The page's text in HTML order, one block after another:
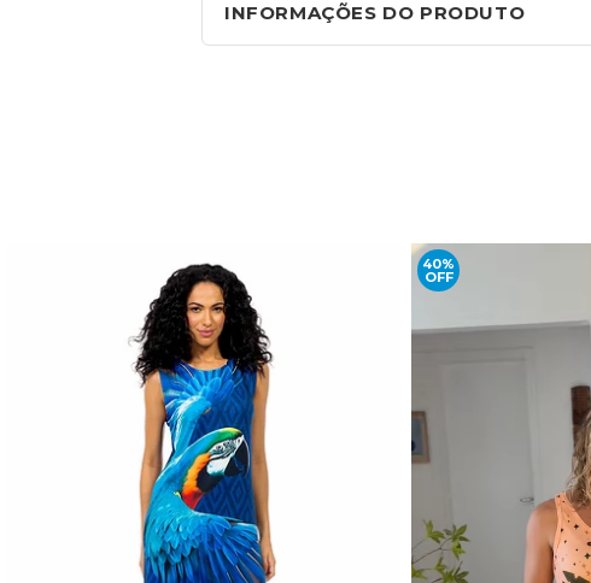
INFORMAÇÕES DO PRODUTO
40%
OFF